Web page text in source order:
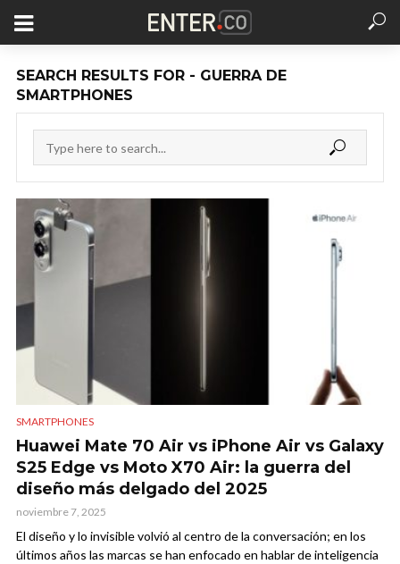
SEARCH RESULTS FOR - GUERRA DE
SMARTPHONES
SMARTPHONES
Huawei Mate 70 Air vs iPhone Air vs Galaxy
S25 Edge vs Moto X70 Air: la guerra del
diseño más delgado del 2025
noviembre 7, 2025
El diseño y lo invisible volvió al centro de la conversación; en los
últimos años las marcas se han enfocado en hablar de inteligencia